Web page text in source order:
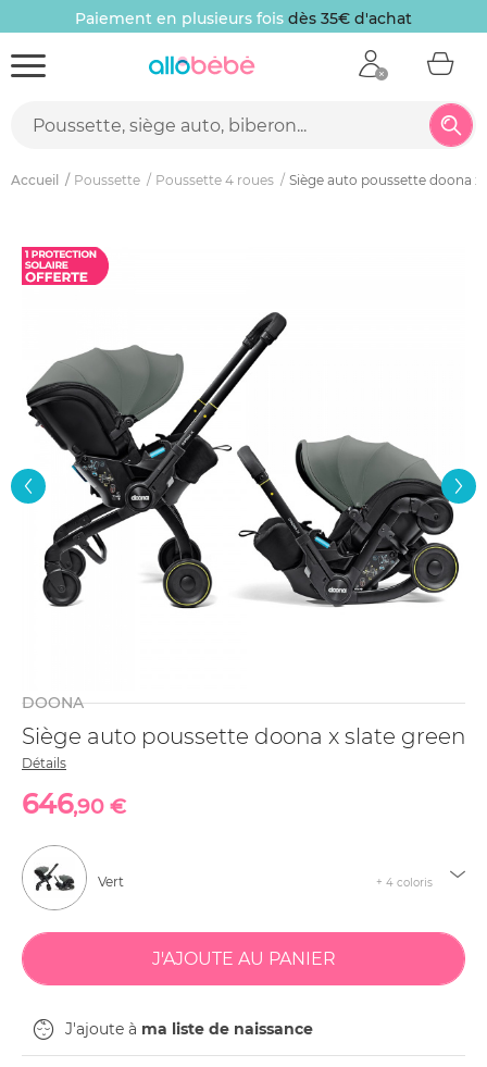
Paiement en plusieurs fois dès 35€ d'achat
Accueil Poussette Poussette 4 roues Siège auto poussette doona x
DOONA
Siège auto poussette doona x slate green
Détails
646,90 €
Vert + 4 coloris
J'ajoute à ma liste de naissance